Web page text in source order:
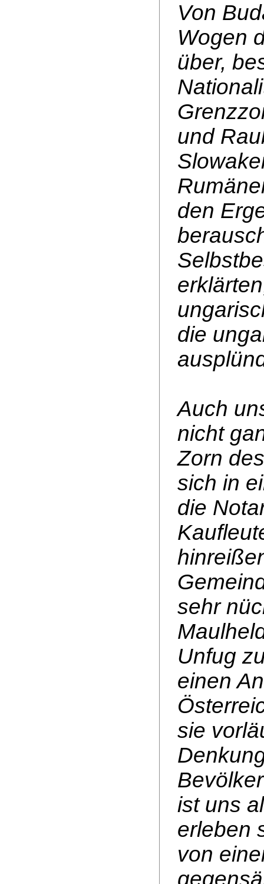
Von
Wogen
über,
und
den
die
Auch
nicht
Zorn
sich in
die
sehr
Unfug
einen
sie
ist uns
erleben
von